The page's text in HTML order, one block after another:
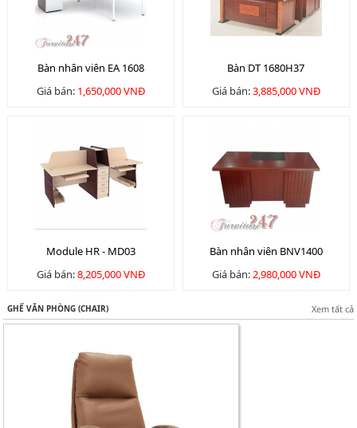
Bàn nhân viên EA 1608
Giá bán: 1,650,000 VNĐ
Bàn DT 1680H37
Giá bán:3,885,000 VNĐ
Module HR - MD03
Giá bán:8,205,000 VNĐ
Bàn nhân viên BNV1400
Giá bán:2,980,000 VNĐ
GHẾ VĂN PHÒNG (CHAIR) Xem tất cả